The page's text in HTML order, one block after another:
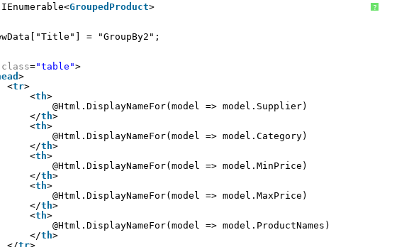
?
IEnumerable<GroupedProduct>
= "GroupBy2";
class="table">
>
<tr>
<th>
@Html.DisplayNameFor(model => model.Supplier)
</th>
<th>
@Html.DisplayNameFor(model => model.Category)
</th>
<th>
@Html.DisplayNameFor(model => model.MinPrice)
</th>
<th>
@Html.DisplayNameFor(model => model.MaxPrice)
</th>
<th>
@Html.DisplayNameFor(model => model.ProductNames)
</th>